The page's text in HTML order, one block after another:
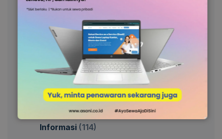
Categories
Asani(15)
Bisnis(137)
Hiburan(3)
Informasi (114)